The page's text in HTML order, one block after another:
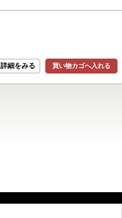
買い物カゴへ入れる
詳細をみる